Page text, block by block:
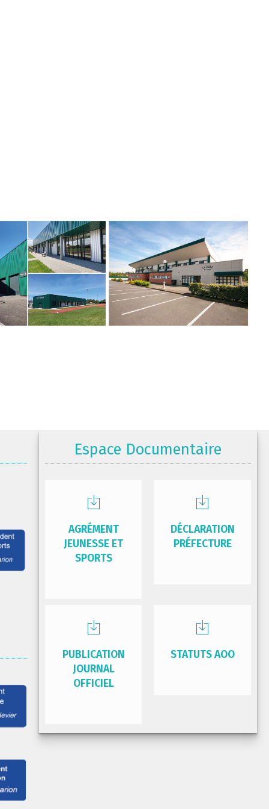
Espace Documentaire
AGRÉMENT
JEUNESSE ET
SPORTS
DÉCLARATION
PRÉFECTURE
PUBLICATION
JOURNAL
OFFICIEL
STATUTS AOO